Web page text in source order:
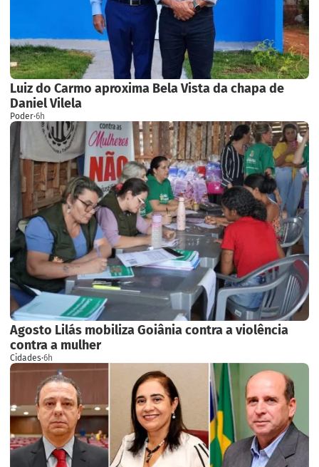
Luiz do Carmo aproxima Bela Vista da chapa de
Daniel Vilela
Poder·6h
Agosto Lilás mobiliza Goiânia contra a violência
contra a mulher
Cidades·6h